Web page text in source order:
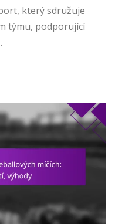
který sdružuje
týmu, podporující